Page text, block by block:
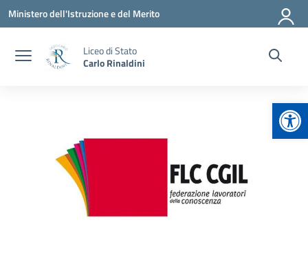
Vai ai contenuti
Vai al menu di navigazione
Vai al footer
Ministero dell'Istruzione e del Merito
Liceo di Stato
Carlo Rinaldini